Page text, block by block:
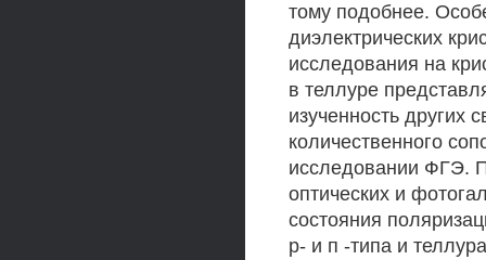
тому подобнее.
диэлектрических
исследования на
в теллуре
изученность других
количественного
исследовании ФГЭ.
оптических и
состояния
р- и п -типа и